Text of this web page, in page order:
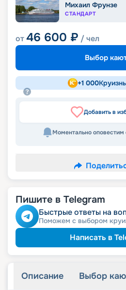
Михаил Фрунзе
СТАНДАРТ
от46 600 ₽ / чел
Выбор
+1 000
Добавить в
Моментально
Пишите в Telegram
Быстрые ответы на
Поможем с выбором
Написать в
Описание Выбор